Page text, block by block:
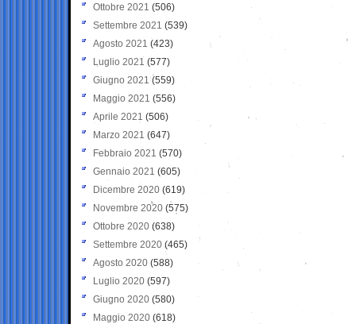
Ottobre 2021 (506)
Settembre 2021 (539)
Agosto 2021 (423)
Luglio 2021 (577)
Giugno 2021(559)
Maggio 2021 (556)
Aprile 2021 (506)
Marzo 2021 (647)
Febbraio 2021 (570)
Gennaio 2021 (605)
Dicembre 2020 (619)
Novembre 2020 (575)
Ottobre 2020 (638)
Settembre 2020(465)
Agosto 2020 (588)
Luglio 2020 (597)
Giugno 2020 (580)
Maggio 2020 (618)